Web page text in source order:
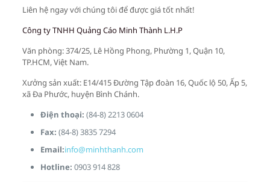
Liên hệ ngay với chúng tôi để được giá tốt nhất!
Công ty TNHH Quảng Cáo Minh Thành L.H.P
Văn phòng: 374/25, Lê Hồng Phong, Phường 1, Quận 10,
TP.HCM, Việt Nam.
Xưởng sản xuất: E14/415 Đường Tập đoàn 16, Quốc lộ 50, Ấp 5,
xã Đa Phước, huyện Bình Chánh.
Điện thoại: (84-8) 2213 0604
Fax: (84-8) 3835 7294
Email:info@minhthanh.com
Hotline: 0903 914 828